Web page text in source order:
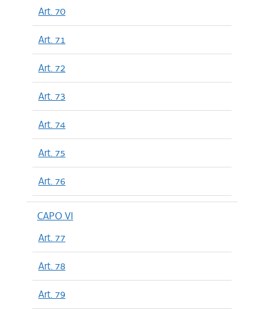
Art. 70
Art. 71
Art. 72
Art. 73
Art. 74
Art. 75
Art. 76
CAPO VI
Art. 77
Art. 78
Art. 79